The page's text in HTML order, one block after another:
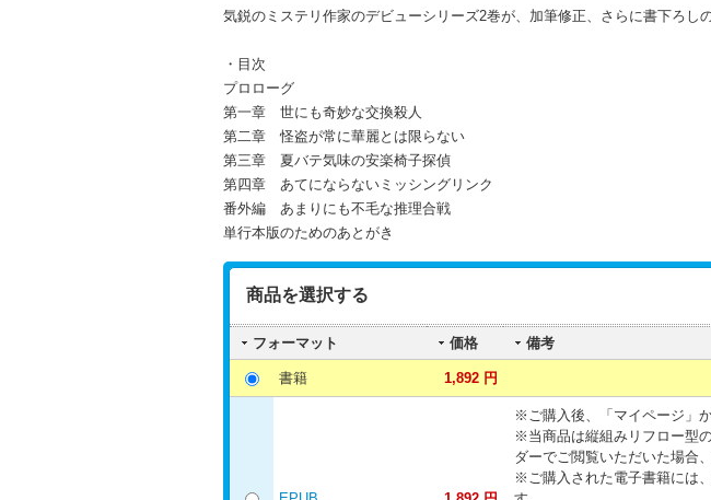
気鋭のミステリ作家のデビューシリーズ2巻が、加筆修正、さらに書下ろし
・目次
プロローグ
第一章 世にも奇妙な交換殺人
第二章 怪盗が常に華麗とは限らない
第三章 夏バテ気味の安楽椅子探偵
第四章 あてにならないミッシングリンク
番外編 あまりにも不毛な推理合戦
単行本版のためのあとがき
商品を選択する
フォーマット 価格 備考
書籍 1,892 円
※ご購入後、「マイページ」
※当商品は縦組みリフロー型
ダーでご閲覧いただいた場合
※ご購入された電子書籍には